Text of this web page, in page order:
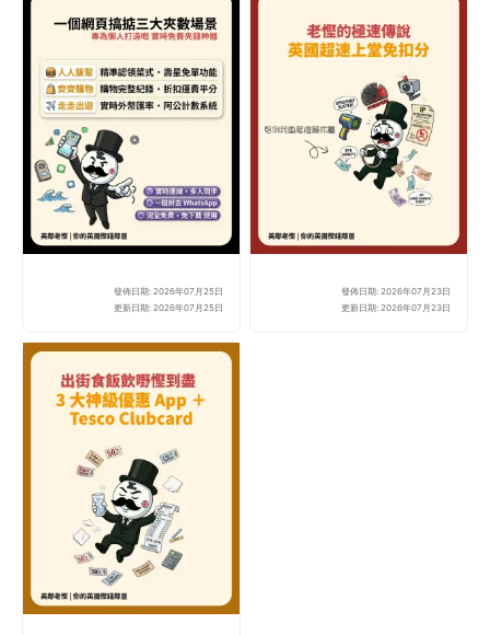
2026 英國聚會/旅行
發佈日期: 2026年07月25日
更新日期: 2026年07月25日
發佈日期: 2026年07月23日
更新日期: 2026年07月23日